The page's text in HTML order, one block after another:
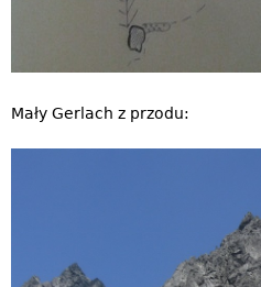
Mały Gerlach z przodu: